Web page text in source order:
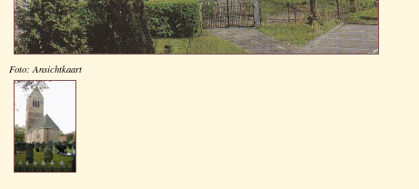
Foto: Ansichtkaart